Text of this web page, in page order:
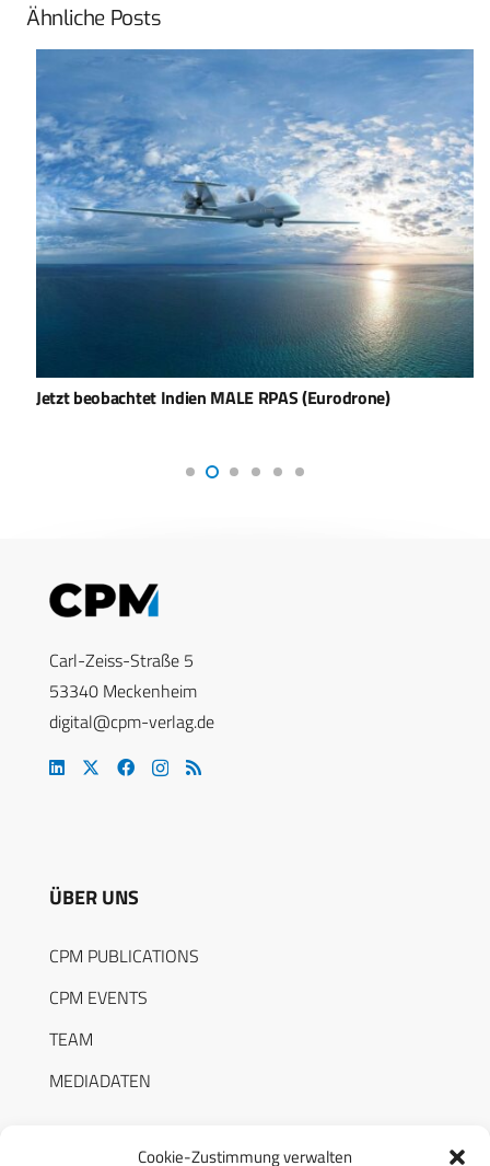
Cookie-Zustimmung verwalten
Ähnliche Posts
Jetzt beobachtet Indien MALE RPAS (Eurodrone)
Carl-Zeiss-Straße 5
53340 Meckenheim
digital@cpm-verlag.de
ÜBER UNS
CPM PUBLICATIONS
CPM EVENTS
TEAM
MEDIADATEN